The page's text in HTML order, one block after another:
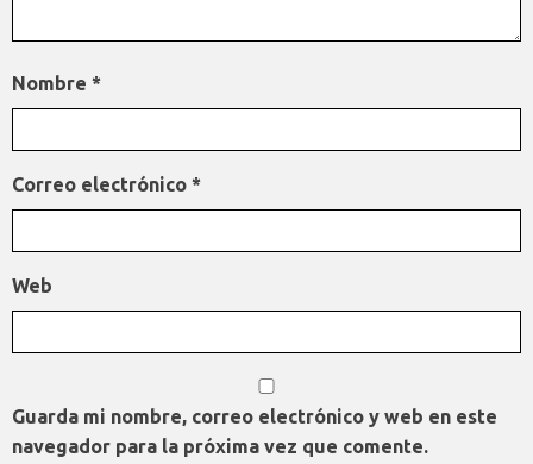
Nombre *
Correo electrónico *
Web
Guarda mi nombre, correo electrónico y web en este
navegador para la próxima vez que comente.